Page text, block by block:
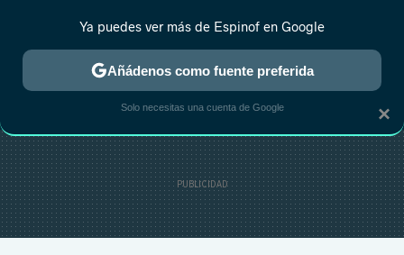
ESTRENOS REALITY ANIME RANKINGS CINE
×
Ya puedes ver más de Espinof en Google
Añádenos como fuente preferida
Solo necesitas una cuenta de Google